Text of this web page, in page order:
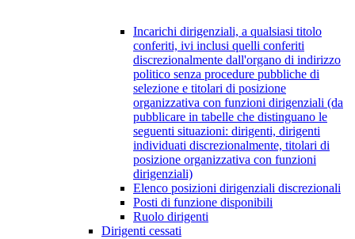
Incarichi dirigenziali, a qualsiasi titolo
conferiti, ivi inclusi quelli conferiti
discrezionalmente dall'organo di indirizzo
politico senza procedure pubbliche di
selezione e titolari di posizione
organizzativa con funzioni dirigenziali (da
pubblicare in tabelle che distinguano le
seguenti situazioni: dirigenti, dirigenti
individuati discrezionalmente, titolari di
posizione organizzativa con funzioni
dirigenziali)
Elenco posizioni dirigenziali discrezionali
Posti di funzione disponibili
Ruolo dirigenti
Dirigenti cessati